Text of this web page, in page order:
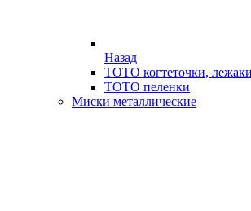
Назад
ТОТО когтеточки,
ТОТО пеленки
Миски металлические